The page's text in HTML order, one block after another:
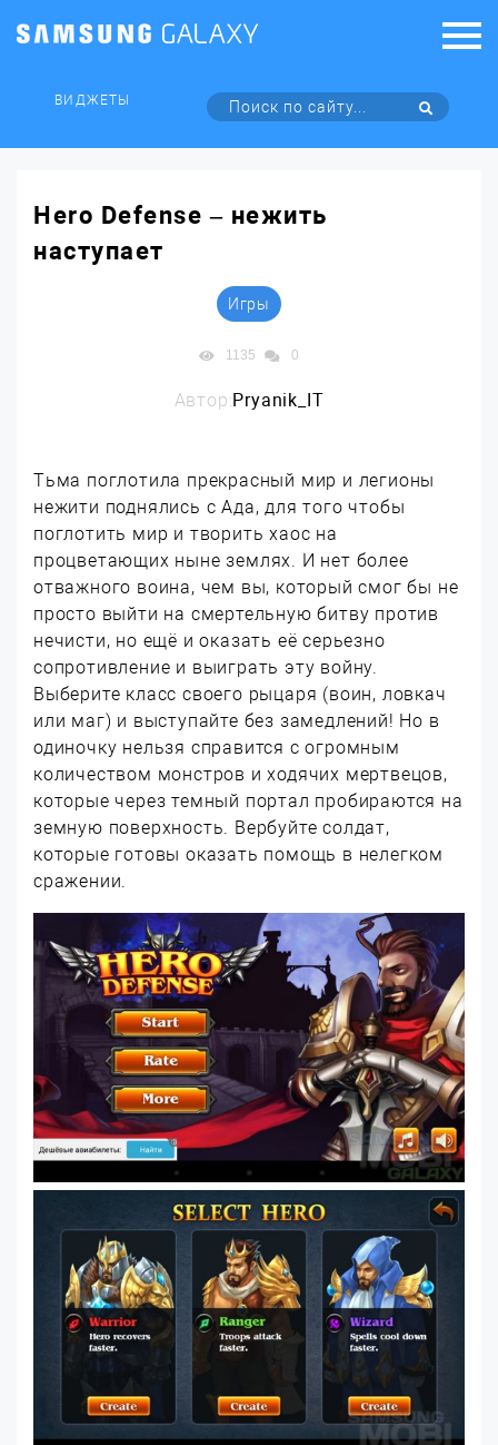
ВИДЖЕТЫ
Hero Defense – нежить
наступает
Игры
1135 0
Автор:Pryanik_IT
Тьма поглотила прекрасный мир и легионы
нежити поднялись с Ада, для того чтобы
поглотить мир и творить хаос на
процветающих ныне землях. И нет более
отважного воина, чем вы, который смог бы не
просто выйти на смертельную битву против
нечисти, но ещё и оказать её серьезно
сопротивление и выиграть эту войну.
Выберите класс своего рыцаря (воин, ловкач
или маг) и выступайте без замедлений! Но в
одиночку нельзя справится с огромным
количеством монстров и ходячих мертвецов,
которые через темный портал пробираются на
земную поверхность. Вербуйте солдат,
которые готовы оказать помощь в нелегком
сражении.